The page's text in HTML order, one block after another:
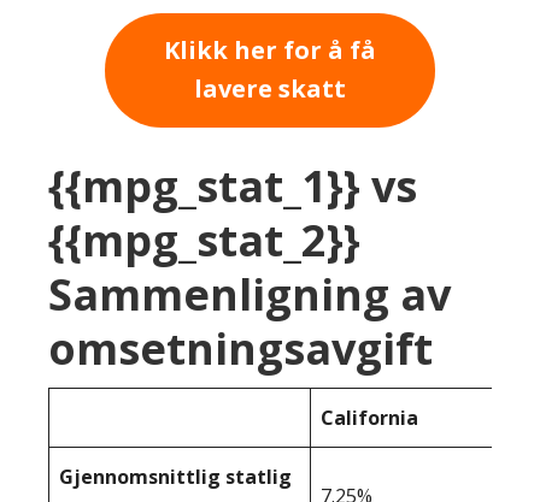
Klikk her for å få
lavere skatt
{{mpg_stat_1}} vs
{{mpg_stat_2}}
Sammenligning av
omsetningsavgift
California
Gjennomsnittlig statlig
7.25%